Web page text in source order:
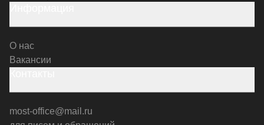
О нас
Вакансии
most-office@mail.ru